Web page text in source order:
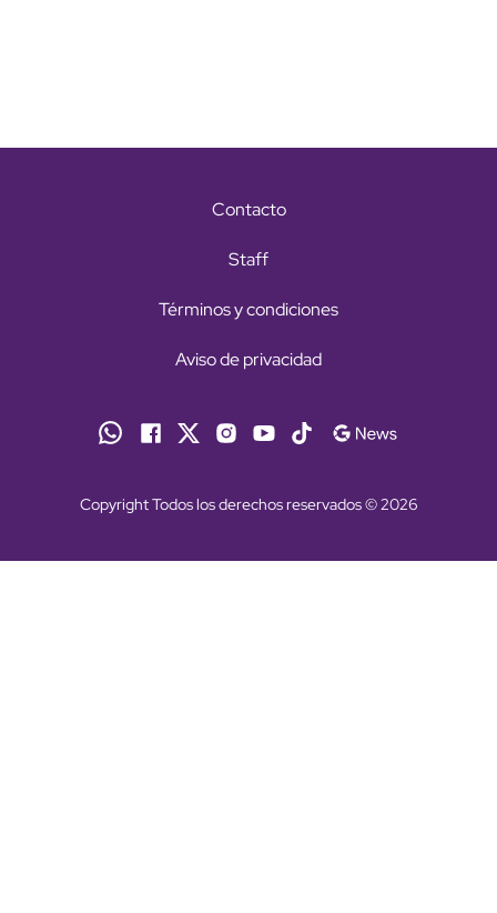
Contacto
Staff
Términos y condiciones
Aviso de privacidad
Copyright Todos los derechos reservados © 2026